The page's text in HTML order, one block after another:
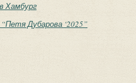
Хамбург
Дубарова ‘2025”